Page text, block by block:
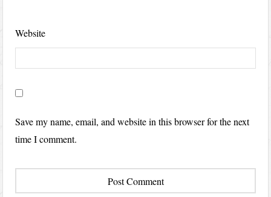
Website
Save my name, email, and website in this browser for the next
time I comment.